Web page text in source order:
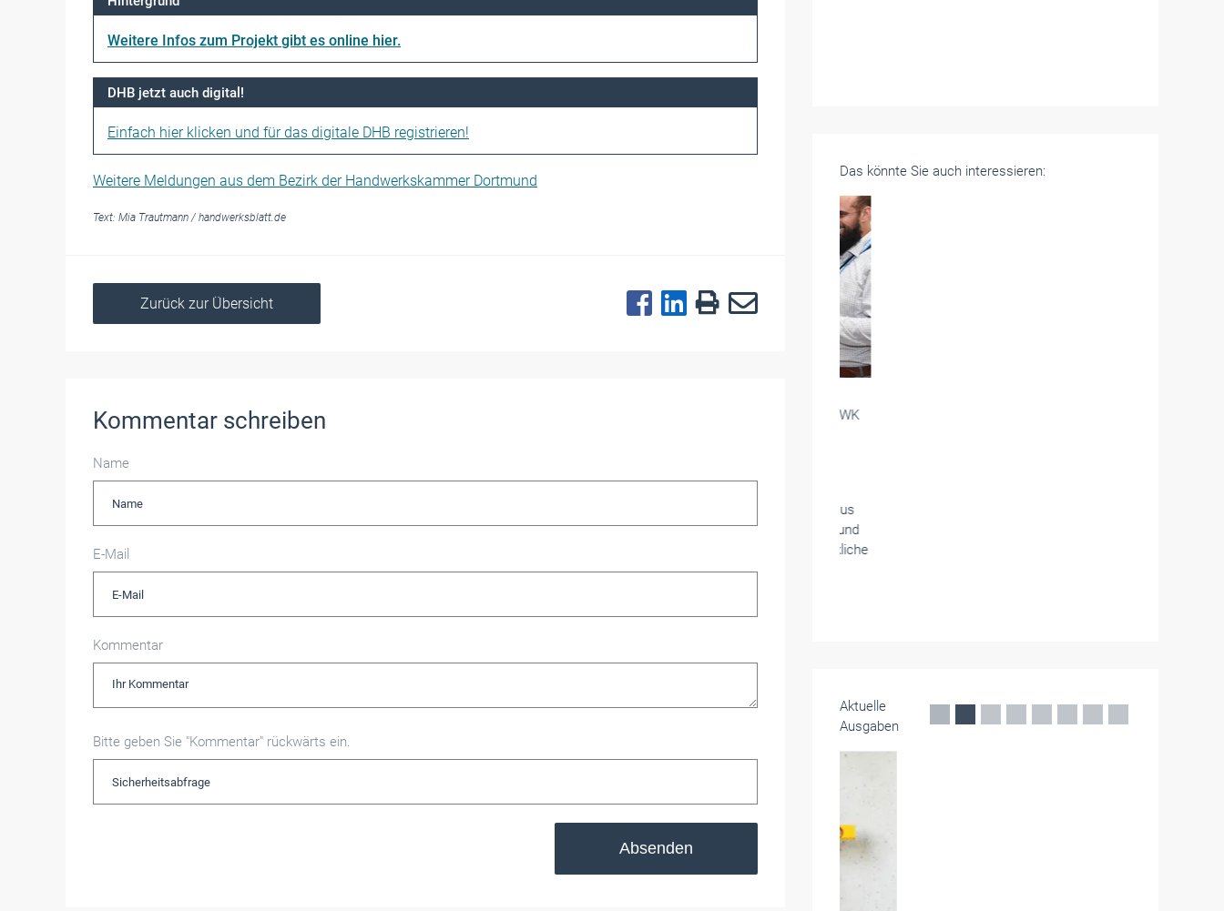
Weitere Infos zum Projekt gibt es online hier.
DHB jetzt auch digital!
Einfach hier klicken und für das digitale DHB registrieren!
Weitere Meldungen aus dem Bezirk der Handwerkskammer Dortmund
Text: Mia Trautmann / handwerksblatt.de
Zurück zur Übersicht
Kommentar schreiben
Name
E-Mail
Kommentar
Bitte geben Sie "Kommentar" rückwärts ein.
Absenden
Das könnte Sie auch interessieren:
Die Handwerkskammern in Deutschland -
Anlässlich des Berufsbildungsberichts der
Bundesregierung äußern sich Helmut Zimmer,
Präsident der Handwerkskammer des